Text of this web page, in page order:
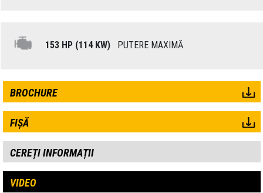
153 HP (114 KW) PUTERE MAXIMĂ
BROCHURE
FIȘĂ
CEREȚI INFORMAȚII
VIDEO